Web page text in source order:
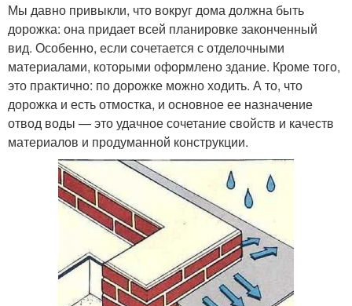
Мы давно привыкли, что вокруг дома должна быть
дорожка: она придает всей планировке законченный
вид. Особенно, если сочетается с отделочными
материалами, которыми оформлено здание. Кроме того,
это практично: по дорожке можно ходить. А то, что
дорожка и есть отмостка, и основное ее назначение
отвод воды — это удачное сочетание свойств и качеств
материалов и продуманной конструкции.